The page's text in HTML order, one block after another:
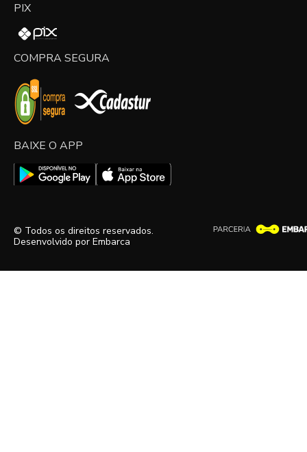
PIX
COMPRA SEGURA
BAIXE O APP
© Todos os direitos reservados.
Desenvolvido por Embarca